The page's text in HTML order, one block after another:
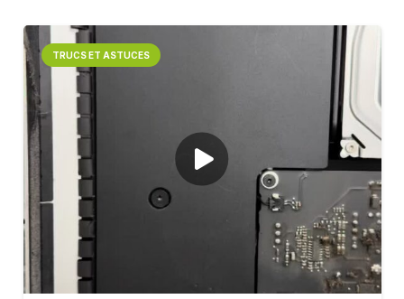
TRUCS ET ASTUCES